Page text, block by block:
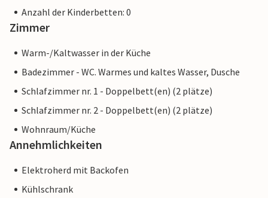
Anzahl der Kinderbetten: 0
Zimmer
Warm-/Kaltwasser in der Küche
Badezimmer - WC. Warmes und kaltes Wasser, Dusche
Schlafzimmer nr. 1 - Doppelbett(en) (2 plätze)
Schlafzimmer nr. 2 - Doppelbett(en) (2 plätze)
Wohnraum/Küche
Annehmlichkeiten
Elektroherd mit Backofen
Kühlschrank